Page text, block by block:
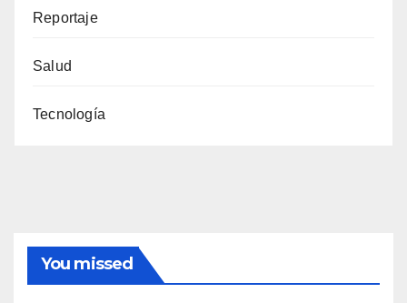
Reportaje
Salud
Tecnología
You missed